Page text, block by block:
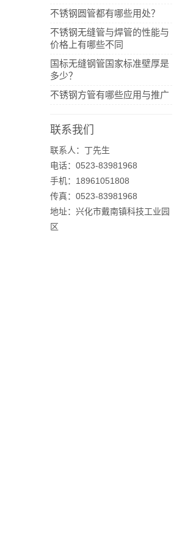
不锈钢圆管都有哪些用处？
不锈钢无缝管与焊管的性能与
价格上有哪些不同
国标无缝钢管国家标准壁厚是
多少？
不锈钢方管有哪些应用与推广
联系我们
联系人：丁先生
电话：0523-83981968
手机：18961051808
传真：0523-83981968
地址：兴化市戴南镇科技工业园
区